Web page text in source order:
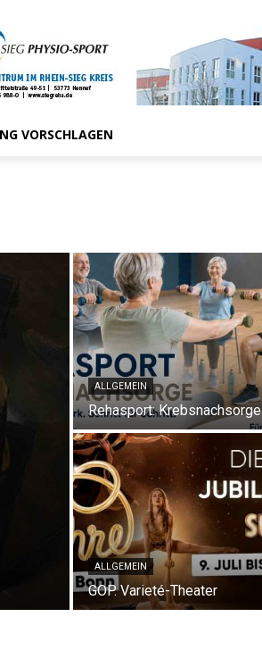
VORSCHLAGEN
ALLGEMEIN
Rehasport: Krebsnachsorge
ALLGEMEIN
GOP. Varieté-Theater